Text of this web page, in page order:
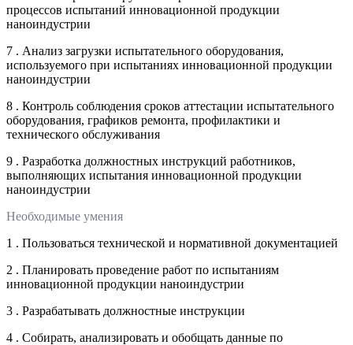
процессов испытаний инновационной продукции
наноиндустрии
7 . Анализ загрузки испытательного оборудования,
используемого при испытаниях инновационной продукции
наноиндустрии
8 . Контроль соблюдения сроков аттестации испытательного
оборудования, графиков ремонта, профилактики и
технического обслуживания
9 . Разработка должностных инструкций работников,
выполняющих испытания инновационной продукции
наноиндустрии
Необходимые умения
1 . Пользоваться технической и нормативной документацией
2 . Планировать проведение работ по испытаниям
инновационной продукции наноиндустрии
3 . Разрабатывать должностные инструкции
4 . Собирать, анализировать и обобщать данные по